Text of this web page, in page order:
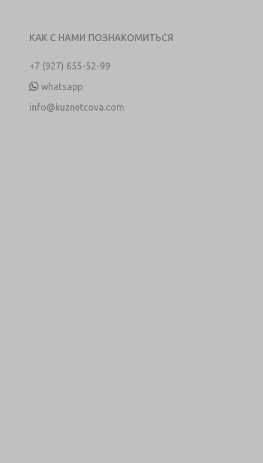
КАК С НАМИ ПОЗНАКОМИТЬСЯ
+7 (927) 655-52-99
whatsapp
info@kuznetcova.com